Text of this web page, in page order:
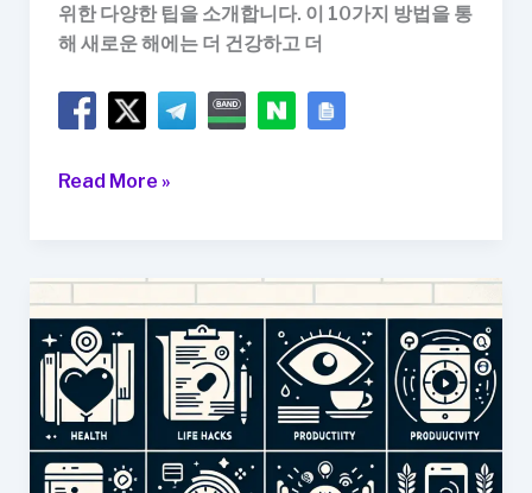
위한 다양한 팁을 소개합니다. 이 10가지 방법을 통
해 새로운 해에는 더 건강하고 더
2022
한
라
이
프
스
타
일
Read More »